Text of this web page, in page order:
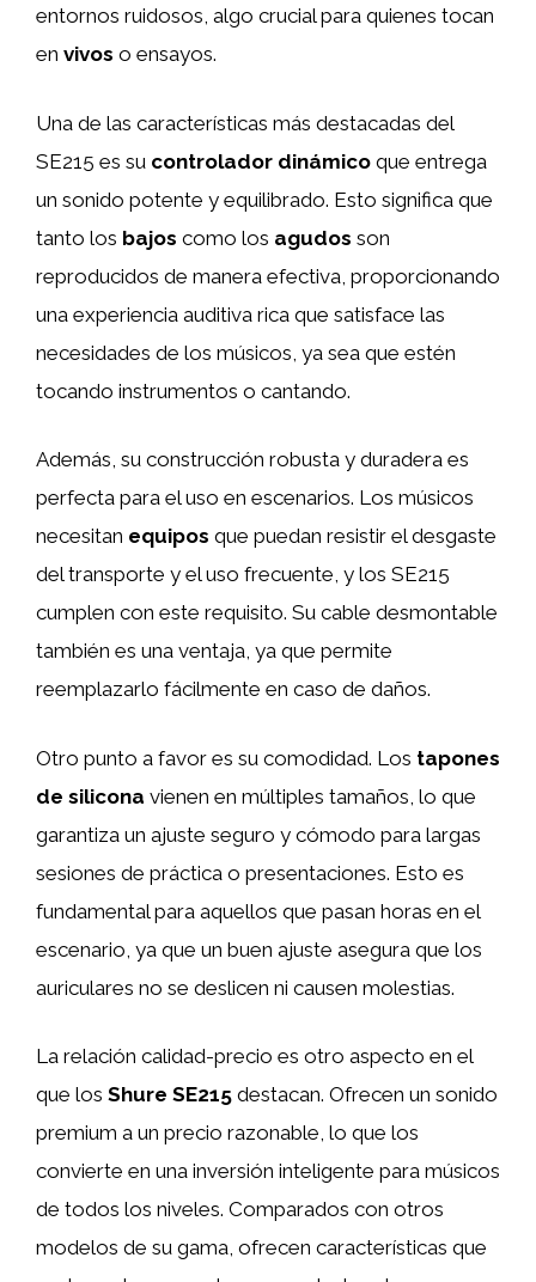
entornos ruidosos, algo crucial para quienes tocan
en vivos o ensayos.
Una de las características más destacadas del
SE215 es su controlador dinámico que entrega
un sonido potente y equilibrado. Esto significa que
tanto los bajos como los agudos son
reproducidos de manera efectiva, proporcionando
una experiencia auditiva rica que satisface las
necesidades de los músicos, ya sea que estén
tocando instrumentos o cantando.
Además, su construcción robusta y duradera es
perfecta para el uso en escenarios. Los músicos
necesitan equipos que puedan resistir el desgaste
del transporte y el uso frecuente, y los SE215
cumplen con este requisito. Su cable desmontable
también es una ventaja, ya que permite
reemplazarlo fácilmente en caso de daños.
Otro punto a favor es su comodidad. Los tapones
de silicona vienen en múltiples tamaños, lo que
garantiza un ajuste seguro y cómodo para largas
sesiones de práctica o presentaciones. Esto es
fundamental para aquellos que pasan horas en el
escenario, ya que un buen ajuste asegura que los
auriculares no se deslicen ni causen molestias.
La relación calidad-precio es otro aspecto en el
que los Shure SE215 destacan. Ofrecen un sonido
premium a un precio razonable, lo que los
convierte en una inversión inteligente para músicos
de todos los niveles. Comparados con otros
modelos de su gama, ofrecen características que